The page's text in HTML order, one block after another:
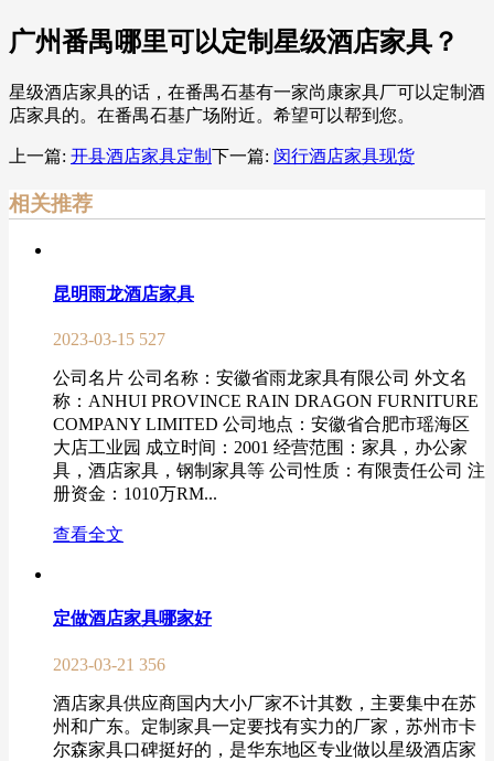
广州番禺哪里可以定制星级酒店家具？
星级酒店家具的话，在番禺石基有一家尚康家具厂可以定制酒
店家具的。在番禺石基广场附近。希望可以帮到您。
上一篇: 开县酒店家具定制 下一篇: 闵行酒店家具现货
相关推荐
昆明雨龙酒店家具
2023-03-15 527
公司名片 公司名称：安徽省雨龙家具有限公司 外文名
称：ANHUI PROVINCE RAIN DRAGON FURNITURE
COMPANY LIMITED 公司地点：安徽省合肥市瑶海区
大店工业园 成立时间：2001 经营范围：家具，办公家
具，酒店家具，钢制家具等 公司性质：有限责任公司 注
册资金：1010万RM...
查看全文
定做酒店家具哪家好
2023-03-21 356
酒店家具供应商国内大小厂家不计其数，主要集中在苏
州和广东。定制家具一定要找有实力的厂家，苏州市卡
尔森家具口碑挺好的，是华东地区专业做以星级酒店家